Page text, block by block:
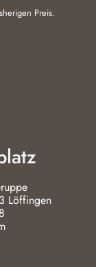
Preis.
Löffingen